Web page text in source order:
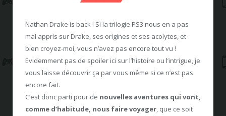
Nathan Drake is back ! Si la trilogie PS3 nous en a pas
mal appris sur Drake, ses origines et ses acolytes, et
bien croyez-moi, vous n’avez pas encore tout vu !
Evidemment pas de spoiler ici sur l’histoire ou l’intrigue, je
vous laisse découvrir ça par vous même si ce n’est pas
encore fait.
C’est donc parti pour de nouvelles aventures qui vont,
comme d’habitude, nous faire voyager, que ce soit